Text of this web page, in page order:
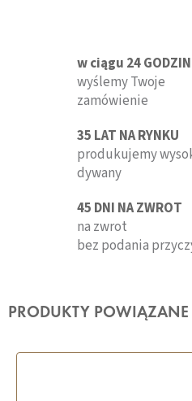
w ciągu 24 GODZIN
wyślemy Twoje
zamówienie
35 LAT NA RYNKU
produkujemy
dywany
45 DNI NA ZWROT
na zwrot
bez podania
PRODUKTY POWIĄZANE